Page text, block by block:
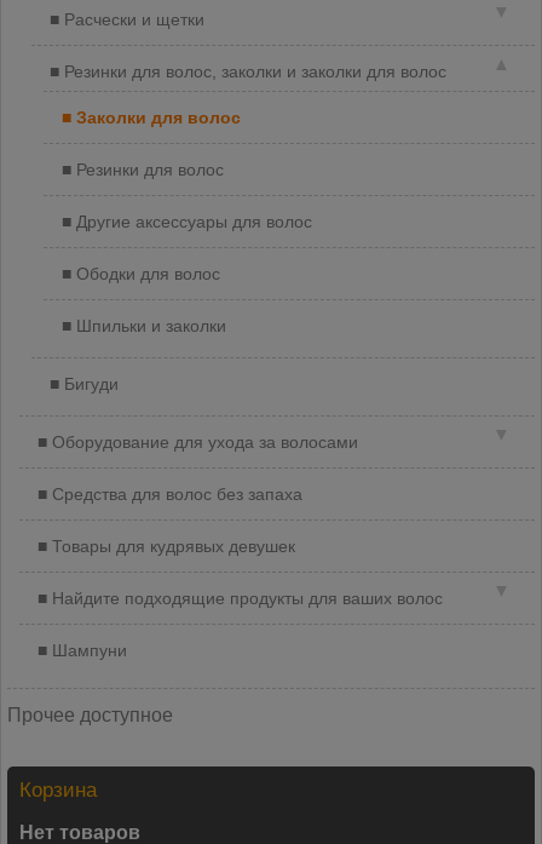
▼
Расчески и щетки
▲
Резинки для волос, заколки и заколки для волос
Заколки для волос
Резинки для волос
Другие аксессуары для волос
Ободки для волос
Шпильки и заколки
Бигуди
▼
Оборудование для ухода за волосами
Средства для волос без запаха
Товары для кудрявых девушек
▼
Найдите подходящие продукты для ваших волос
Шампуни
Прочее доступное
Корзина
Нет товаров